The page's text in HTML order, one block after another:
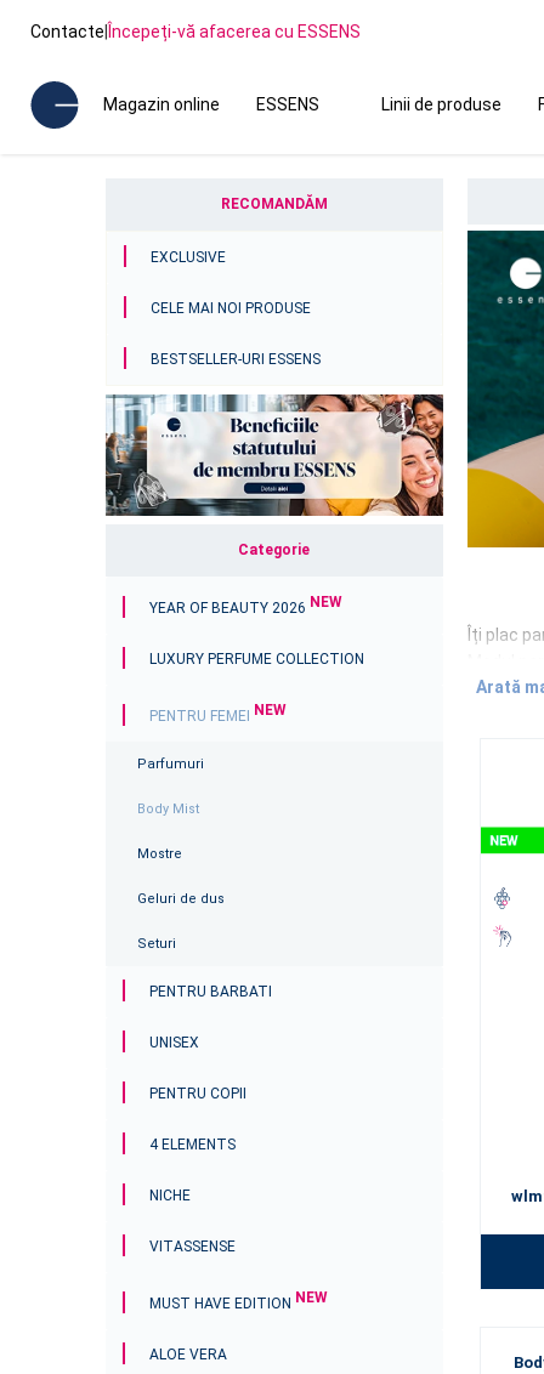
Contacte|Începeți-vă afacerea cu ESSENS
Magazin online ESSENS Linii de produse
RECOMANDĂM
EXCLUSIVE
CELE MAI NOI PRODUSE
BESTSELLER-URI ESSENS
Categorie
YEAR OF BEAUTY 2026 NEW
LUXURY PERFUME COLLECTION
PENTRU FEMEI NEW
Parfumuri
Body Mist
Mostre
Geluri de dus
Seturi
PENTRU BARBATI
UNISEX
PENTRU COPII
4 ELEMENTS
NICHE
VITASSENSE
MUST HAVE EDITION NEW
ALOE VERA
Îți plac
și
De ce
fiecare
Arată